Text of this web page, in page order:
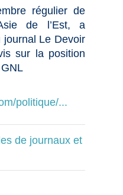
régulier de
de l’Est, a
journal Le Devoir
sur la position
politique/...
de journaux et